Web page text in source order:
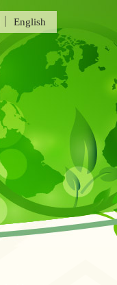
English